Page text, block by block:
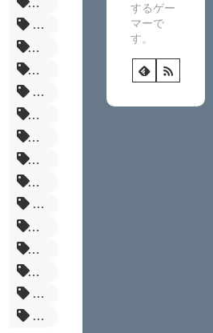
NexusMods
グラブルリリンク
RE4
Fallout
Skyrim
BF6
するゲー
マーで
す。